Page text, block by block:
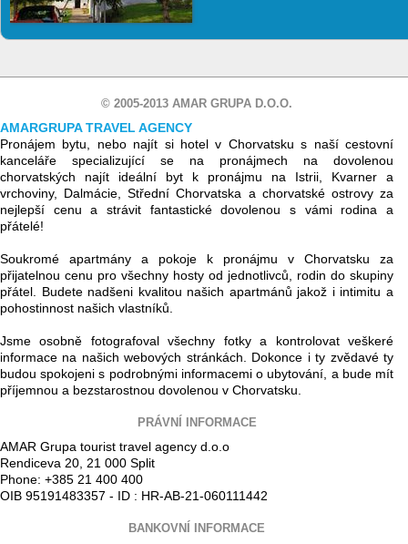
© 2005-2013 AMAR GRUPA D.O.O.
AMARGRUPA TRAVEL AGENCY
Pronájem bytu, nebo najít si hotel v Chorvatsku s naší cestovní
kanceláře specializující se na pronájmech na dovolenou
chorvatských najít ideální byt k pronájmu na Istrii, Kvarner a
vrchoviny, Dalmácie, Střední Chorvatska a chorvatské ostrovy za
nejlepší cenu a strávit fantastické dovolenou s vámi rodina a
přátelé!
Soukromé apartmány a pokoje k pronájmu v Chorvatsku za
přijatelnou cenu pro všechny hosty od jednotlivců, rodin do skupiny
přátel. Budete nadšeni kvalitou našich apartmánů jakož i intimitu a
pohostinnost našich vlastníků.
Jsme osobně fotografoval všechny fotky a kontrolovat veškeré
informace na našich webových stránkách. Dokonce i ty zvědavé ty
budou spokojeni s podrobnými informacemi o ubytování, a bude mít
příjemnou a bezstarostnou dovolenou v Chorvatsku.
PRÁVNÍ INFORMACE
AMAR Grupa tourist travel agency d.o.o
Rendiceva 20, 21 000 Split
Phone: +385 21 400 400
OIB 95191483357 - ID : HR-AB-21-060111442
BANKOVNÍ INFORMACE